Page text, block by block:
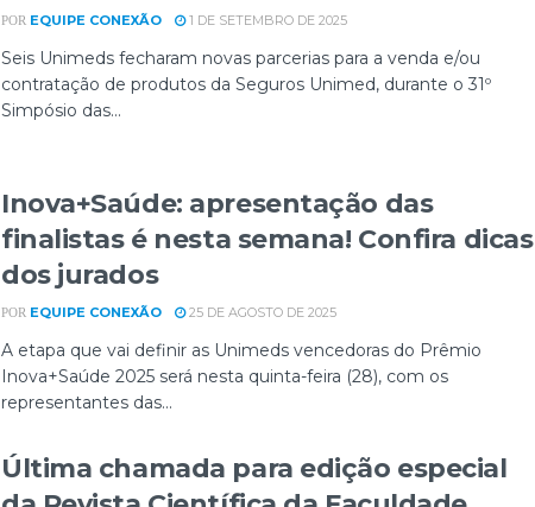
POR EQUIPE CONEXÃO 1 DE SETEMBRO DE 2025
Seis Unimeds fecharam novas parcerias para a venda e/ou
contratação de produtos da Seguros Unimed, durante o 31º
Simpósio das...
Inova+Saúde: apresentação das
finalistas é nesta semana! Confira dicas
dos jurados
POR EQUIPE CONEXÃO 25 DE AGOSTO DE 2025
A etapa que vai definir as Unimeds vencedoras do Prêmio
Inova+Saúde 2025 será nesta quinta-feira (28), com os
representantes das...
Última chamada para edição especial